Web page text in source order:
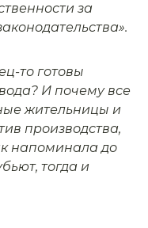
за
то готовы
И почему все
жительницы и
производства,
напоминала до
тогда и